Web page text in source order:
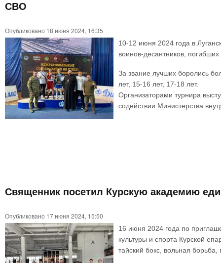
СВО
Опубликовано 18 июня 2024, 16:35
10-12 июня 2024 года в
воинов-десантников,
За звание лучших боролись
лет, 15-16 лет, 17-18 лет.
Организаторами турнира
содействии Министерства
Священник посетил Курскую академию
Опубликовано 17 июня 2024, 15:50
16 июня 2024 года по
культуры и спорта Курской
тайский бокс, вольная